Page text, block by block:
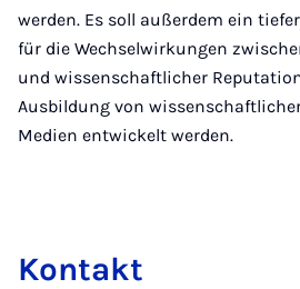
werden. Es soll außerdem ein
für die Wechselwirkungen
und wissenschaftlicher
Ausbildung von
Medien entwickelt werden.
Kon­takt